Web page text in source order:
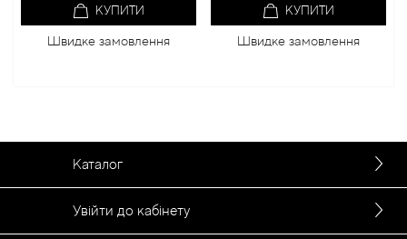
КУПИТИ
Швидке замовлення
КУПИТИ
Швидке замовлення
Каталог
Увійти до кабінету